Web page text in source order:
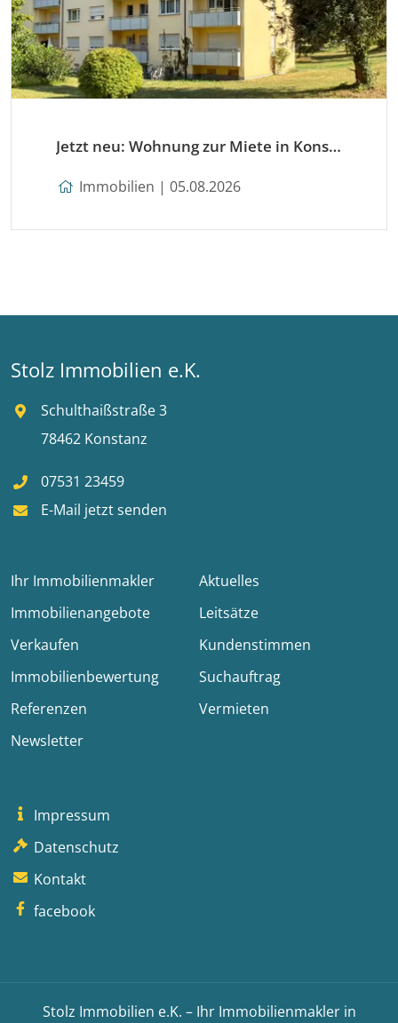
Jetzt neu: Wohnung zur Miete in Konstanz
Immobilien | 05.08.2026
Stolz Immobilien e.K.
Schulthaißstraße 3
78462 Konstanz
07531 23459
E-Mail jetzt senden
Ihr Immobilienmakler
Aktuelles
Immobilienangebote
Leitsätze
Verkaufen
Kundenstimmen
Immobilienbewertung
Suchauftrag
Referenzen
Vermieten
Newsletter
Impressum
Datenschutz
Kontakt
facebook
Stolz Immobilien e.K. – Ihr Immobilienmakler in